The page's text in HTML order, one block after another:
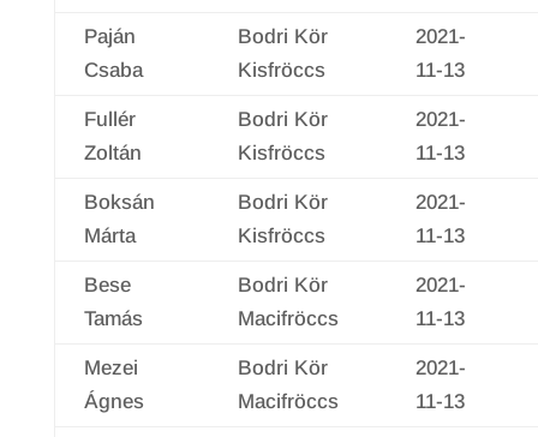
Paján
Csaba
Bodri Kör
Kisfröccs
2021-
11-13
Fullér
Zoltán
Bodri Kör
Kisfröccs
2021-
11-13
Boksán
Márta
Bodri Kör
Kisfröccs
2021-
11-13
Bese
Tamás
Bodri Kör
Macifröccs
2021-
11-13
Mezei
Ágnes
Bodri Kör
Macifröccs
2021-
11-13